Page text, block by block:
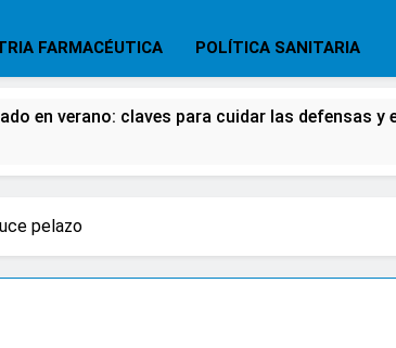
FARMACÉUTICA POLÍTICA SANITARIA
en verano: claves para cuidar las defensas
que mirar el eclipse solar sin protección
el tumor podría ser clave en la
pelazo